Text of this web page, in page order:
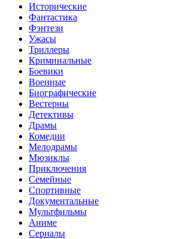
Исторические
Фантастика
Фэнтези
Ужасы
Триллеры
Криминальные
Боевики
Военные
Биографические
Вестерны
Детективы
Драмы
Комедии
Мелодрамы
Мюзиклы
Приключения
Семейные
Спортивные
Документальные
Мультфильмы
Аниме
Сериалы